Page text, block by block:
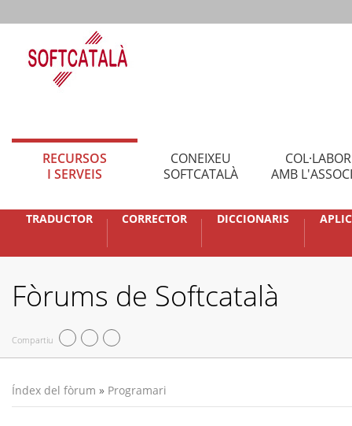
RECURSOS
I SERVEIS
CONEIXEU
SOFTCATALÀ
AMB
TRADUCTOR CORRECTOR DICCIONARIS
Fòrums de Softcatalà
Compartiu
Índex del fòrum » Programari